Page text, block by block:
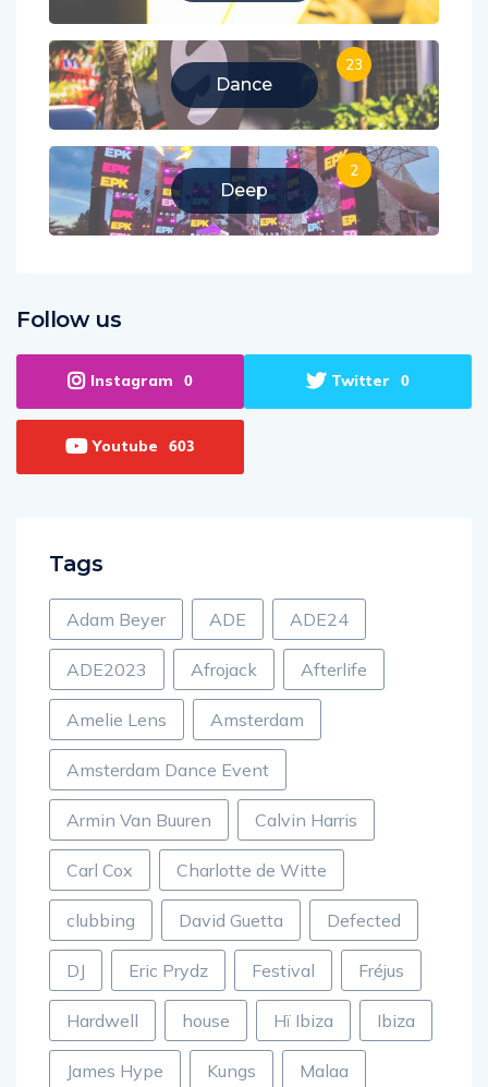
Dance
23
Deep
2
Follow us
Instagram 0 Twitter 0
Youtube 603
Tags
Adam Beyer ADE ADE24
ADE2023 Afrojack Afterlife
Amelie Lens Amsterdam
Amsterdam Dance Event
Armin Van Buuren Calvin Harris
Carl Cox Charlotte de Witte
clubbing David Guetta Defected
DJ Eric Prydz Festival Fréjus
Hardwell house Hï Ibiza Ibiza
James Hype Kungs Malaa